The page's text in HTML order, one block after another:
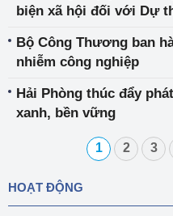
biện xã hội đối với Dự
chỉnh Luật Hoá chất
Bộ Công Thương ban
nhiễm công nghiệp
Hải Phòng thúc đẩy
xanh, bền vững
1 2 3
HOẠT ĐỘNG